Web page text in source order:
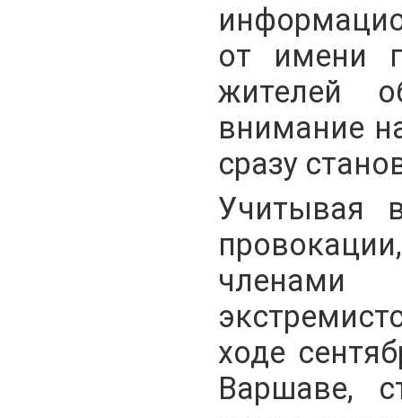
от имени
жителей
внимание
сразу
Учитывая
ходе
Варшаве,